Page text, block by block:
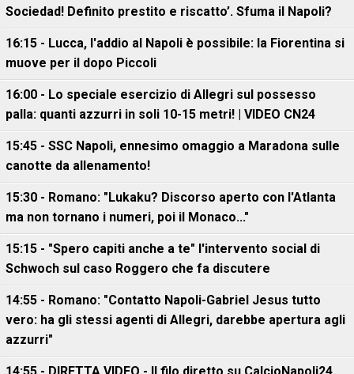
Sociedad! Definito prestito e riscatto’. Sfuma il Napoli?
16:15 - Lucca, l'addio al Napoli è possibile: la Fiorentina si
muove per il dopo Piccoli
16:00 - Lo speciale esercizio di Allegri sul possesso
palla: quanti azzurri in soli 10-15 metri! | VIDEO CN24
15:45 - SSC Napoli, ennesimo omaggio a Maradona sulle
canotte da allenamento!
15:30 - Romano: "Lukaku? Discorso aperto con l'Atlanta
ma non tornano i numeri, poi il Monaco..."
15:15 - "Spero capiti anche a te" l'intervento social di
Schwoch sul caso Roggero che fa discutere
14:55 - Romano: "Contatto Napoli-Gabriel Jesus tutto
vero: ha gli stessi agenti di Allegri, darebbe apertura agli
azzurri"